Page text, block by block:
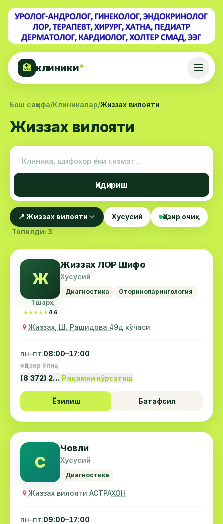
🏥 клиники*
Бош саҳифа/Клиникалар/Жиззах вилояти
Жиззах вилояти
Қидириш
📍 Жиззах вилояти Хусусий
Ҳозир очиқ
Топилди: 3
Ж
1 шарҳ
★★★★★
★★★★★ 4.6
Жиззах ЛОР Шифо
Хусусий
Диагностика Оториноларингология
Жиззах, Ш. Рашидова 49д кўчаси
пн–пт:08:00–17:00
Ҳозир ёпиқ
(8 372) 2… Рақамни кўрсатиш
Ёзилиш Батафсил
С
Човли
Хусусий
Диагностика
Жиззах вилояти АСТРАХОН
пн–пт:09:00–17:00